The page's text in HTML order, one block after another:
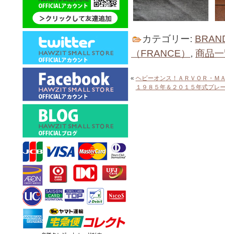
カテゴリー:
（FRANCE） , 商品
« ヘビーオンス！ＡＲＶＯＲ・Ｍ
１９８５年＆２０１５年式プ